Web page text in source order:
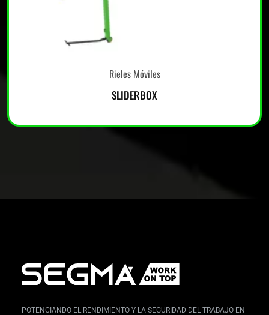
Rieles Móviles
SLIDERBOX
POTENCIANDO EL RENDIMIENTO Y LA SEGURIDAD DEL TRABAJO EN